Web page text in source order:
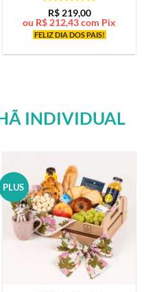
Avaliação5
de 5
R$219,00
ou R$ 212,43com Pix
FELIZ DIA DOS PAIS!
INDIVIDUAL
PLUS